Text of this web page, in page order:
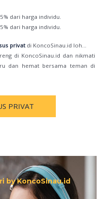
dari harga individu.
dari harga individu.
privatdi KoncoSinau.id loh…
di KoncoSinau.id dan nikmati
dan hemat bersama teman di
PRIVAT
by KoncoSinau.id